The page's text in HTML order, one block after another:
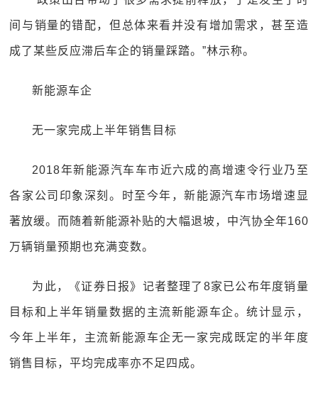
间与销量的错配，但总体来看并没有增加需求，甚至造
成了某些反应滞后车企的销量踩踏。”林示称。
新能源车企
无一家完成上半年销售目标
2018年新能源汽车车市近六成的高增速令行业乃至
各家公司印象深刻。时至今年，新能源汽车市场增速显
著放缓。而随着新能源补贴的大幅退坡，中汽协全年160
万辆销量预期也充满变数。
为此，《证券日报》记者整理了8家已公布年度销量
目标和上半年销量数据的主流新能源车企。统计显示，
今年上半年，主流新能源车企无一家完成既定的半年度
销售目标，平均完成率亦不足四成。